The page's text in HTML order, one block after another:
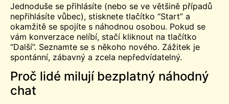
Jednoduše se přihlásíte (nebo se ve většině případů
nepřihlásíte vůbec), stisknete tlačítko “Start” a
okamžitě se spojíte s náhodnou osobou. Pokud se
vám konverzace nelíbí, stačí kliknout na tlačítko
“Další”. Seznamte se s někoho nového. Zážitek je
spontánní, zábavný a zcela nepředvídatelný.
Proč lidé milují bezplatný náhodný
chat